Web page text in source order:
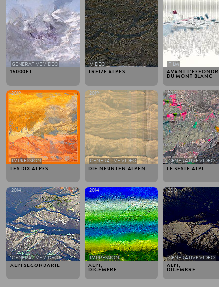
15000FT
GENERATIVE VIDEO
TREIZE ALPES
VIDEO
AVANT
DU MONT BLANC
FILM
LES DIX ALPES
2019
IMPRESSION
DIE NEUNTEN ALPEN
2019
GENERATIVE VIDEO
LE SESTE ALPI
2017
GENERATIVE VIDEO
ALPI SECONDARIE
2014
GENERATIVE VIDEO
ALPI,
DICEMBRE
2014
IMPRESSION
ALPI,
DICEMBRE
2013
GENERATIVE VIDEO